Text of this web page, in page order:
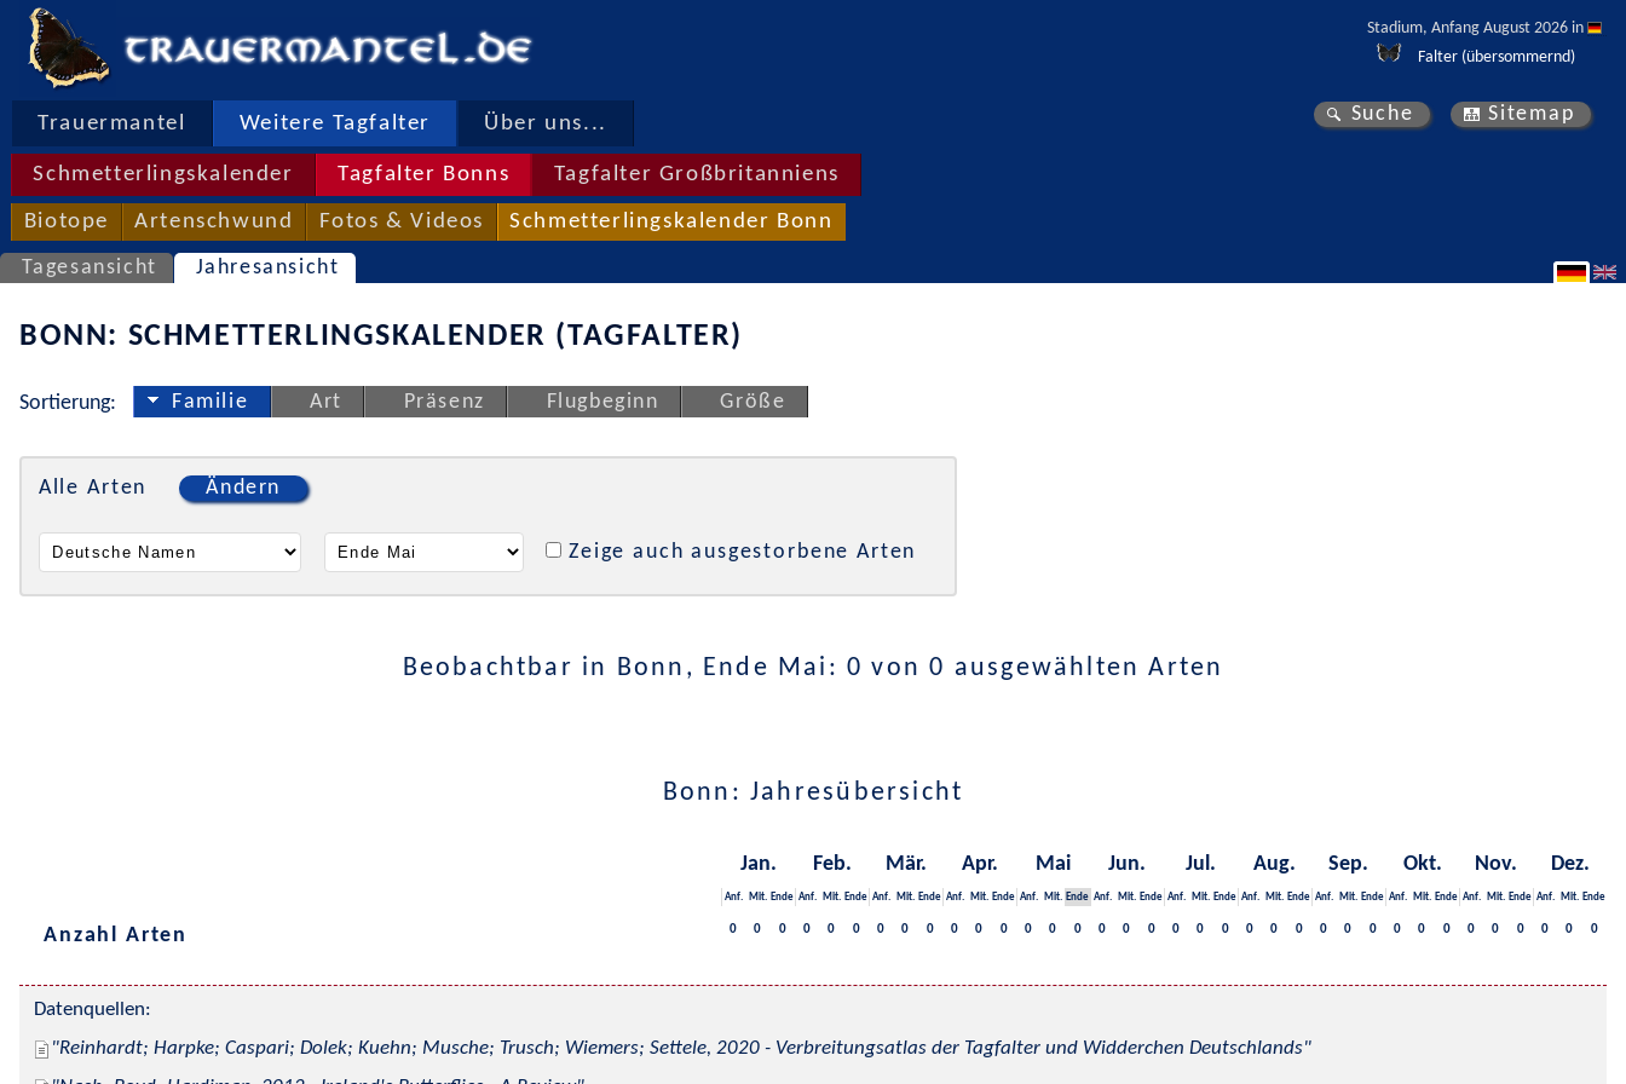
Stadium, Anfang August 2026 in
Falter (übersommernd)
Trauermantel Weitere Tagfalter Über uns...
Schmetterlingskalender Tagfalter Bonns Tagfalter Großbritanniens
Biotope Artenschwund Fotos & Videos Schmetterlingskalender Bonn
Suche Sitemap
Tagesansicht Jahresansicht
BONN: SCHMETTERLINGSKALENDER (TAGFALTER)
Sortierung: Familie Art Präsenz Flugbeginn Größe
Alle Arten Ändern
Zeige auch ausgestorbene Arten
Beobachtbar in Bonn, Ende Mai: 0 von 0 ausgewählten Arten
Bonn: Jahresübersicht
Jan. Feb. Mär. Apr. Mai Jun. Jul. Aug. Sep. Okt. Nov. Dez.
Anf. Mit. Ende Anf. Mit. Ende Anf. Mit. Ende Anf. Mit. Ende Anf. Mit. Ende Anf. Mit. Ende Anf. Mit. Ende Anf. Mit. Ende Anf. Mit. Ende Anf. Mit. Ende Anf. Mit. Ende Anf. Mit. Ende
Anzahl Arten 0 0 0 0 0 0 0 0 0 0 0 0 0 0 0 0 0 0 0 0 0 0 0 0 0 0 0 0 0 0 0 0 0 0 0 0
Datenquellen:
Reinhardt; Harpke; Caspari; Dolek; Kuehn; Musche; Trusch; Wiemers; Settele, 2020 - Verbreitungsatlas der Tagfalter und Widderchen Deutschlands